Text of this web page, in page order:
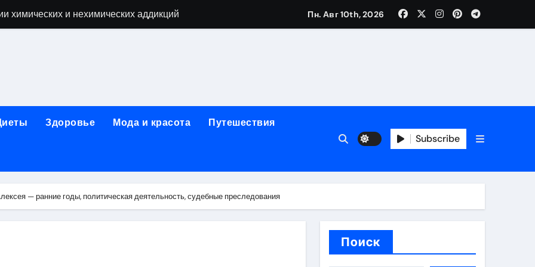
химических и нехимических аддикций
12 шагов, психотерапия, ресоциализация и оценка долгосрочных результатов при анонимном лечении
под ключ
крыла одного полёта
Пн. Авг 10th, 2026
Здоровье Мода и красота Путешествия
Subscribe
— ранние годы, политическая деятельность, судебные преследования
Поиск